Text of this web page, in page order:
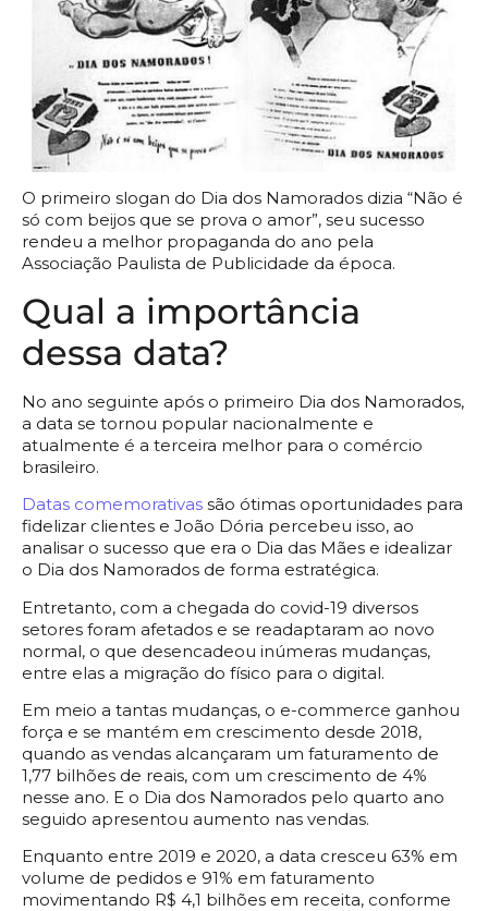
O primeiro slogan do Dia dos Namorados dizia “Não é
só com beijos que se prova o amor”, seu sucesso
rendeu a melhor propaganda do ano pela
Associação Paulista de Publicidade da época.
Qual a importância
dessa data?
No ano seguinte após o primeiro Dia dos Namorados,
a data se tornou popular nacionalmente e
atualmente é a terceira melhor para o comércio
brasileiro.
Datas comemorativas são ótimas oportunidades para
fidelizar clientes e João Dória percebeu isso, ao
analisar o sucesso que era o Dia das Mães e idealizar
o Dia dos Namorados de forma estratégica.
Entretanto, com a chegada do covid-19 diversos
setores foram afetados e se readaptaram ao novo
normal, o que desencadeou inúmeras mudanças,
entre elas a migração do físico para o digital.
Em meio a tantas mudanças, o e-commerce ganhou
força e se mantém em crescimento desde 2018,
quando as vendas alcançaram um faturamento de
1,77 bilhões de reais, com um crescimento de 4%
nesse ano. E o Dia dos Namorados pelo quarto ano
seguido apresentou aumento nas vendas.
Enquanto entre 2019 e 2020, a data cresceu 63% em
volume de pedidos e 91% em faturamento
movimentando R$ 4,1 bilhões em receita, conforme